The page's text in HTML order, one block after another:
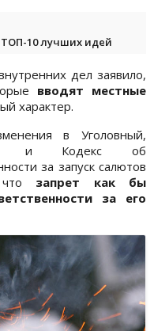
10 лучших идей
дел заявило,
вводят местные
характер.
в Уголовный,
и Кодекс об
за запуск салютов
запрет как бы
за его